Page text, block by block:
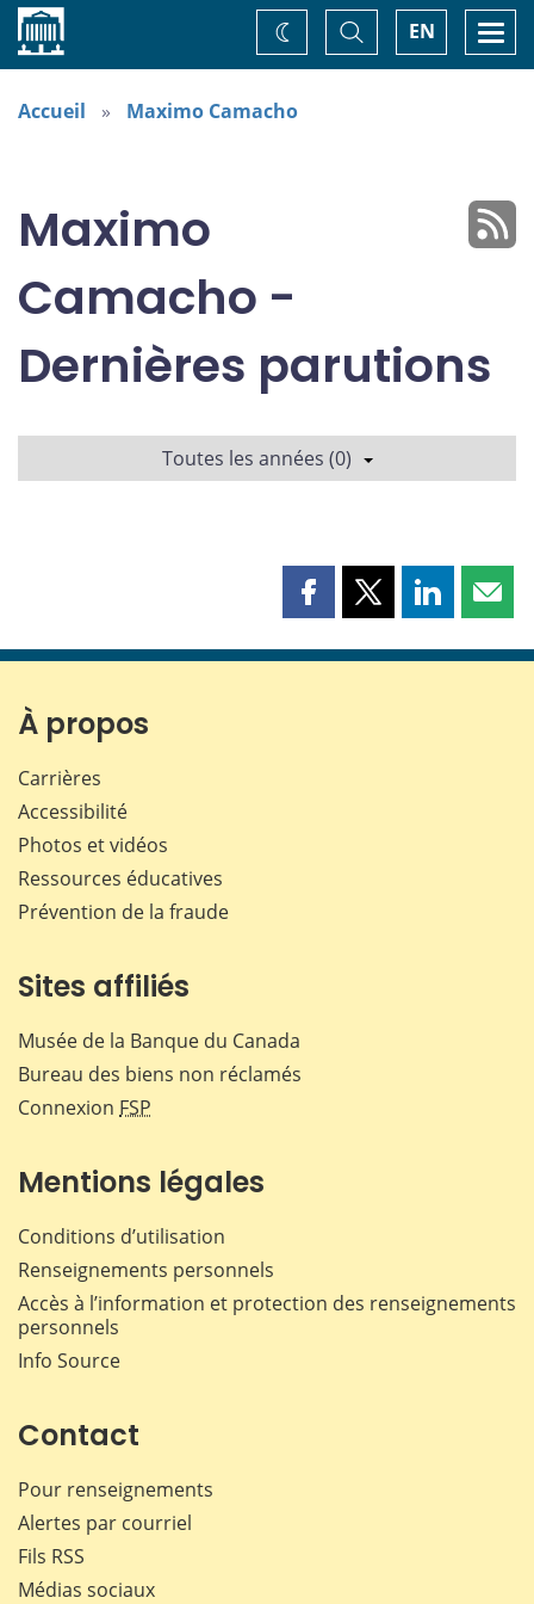
Accueil EN
Basculer
la
recherche
Changez
de
Accueil Maximo Camacho
Maximo
Camacho -
Dernières parutions
Toutes les années (0)
Partager
page
Partager
page
Partager
page page
À propos
Carrières
Accessibilité
Photos et vidéos
Ressources éducatives
Prévention de la fraude
Sites affiliés
Musée de la Banque du Canada
Bureau des biens non réclamés
Connexion FSP
Mentions légales
Conditions d’utilisation
Renseignements personnels
Accès à l’information et protection des renseignements
personnels
Info Source
Contact
Pour renseignements
Alertes par courriel
Fils RSS
Médias sociaux